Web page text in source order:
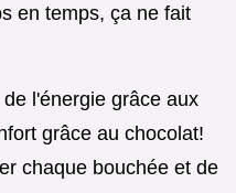
en temps, ça ne fait
l'énergie grâce aux
grâce au chocolat!
chaque bouchée et de